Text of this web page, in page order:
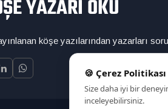
köşe yazılarından yazarları
🍪 Çerez Politikası
Size daha iyi bir
inceleyebilirsiniz.